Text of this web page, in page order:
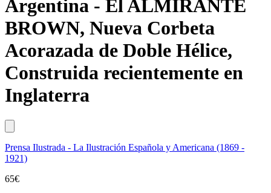
Argentina - El ALMIRANTE
BROWN, Nueva Corbeta
Acorazada de Doble Hélice,
Construida recientemente en
Inglaterra
Prensa Ilustrada - La Ilustración Española y Americana (1869 -
1921)
65€